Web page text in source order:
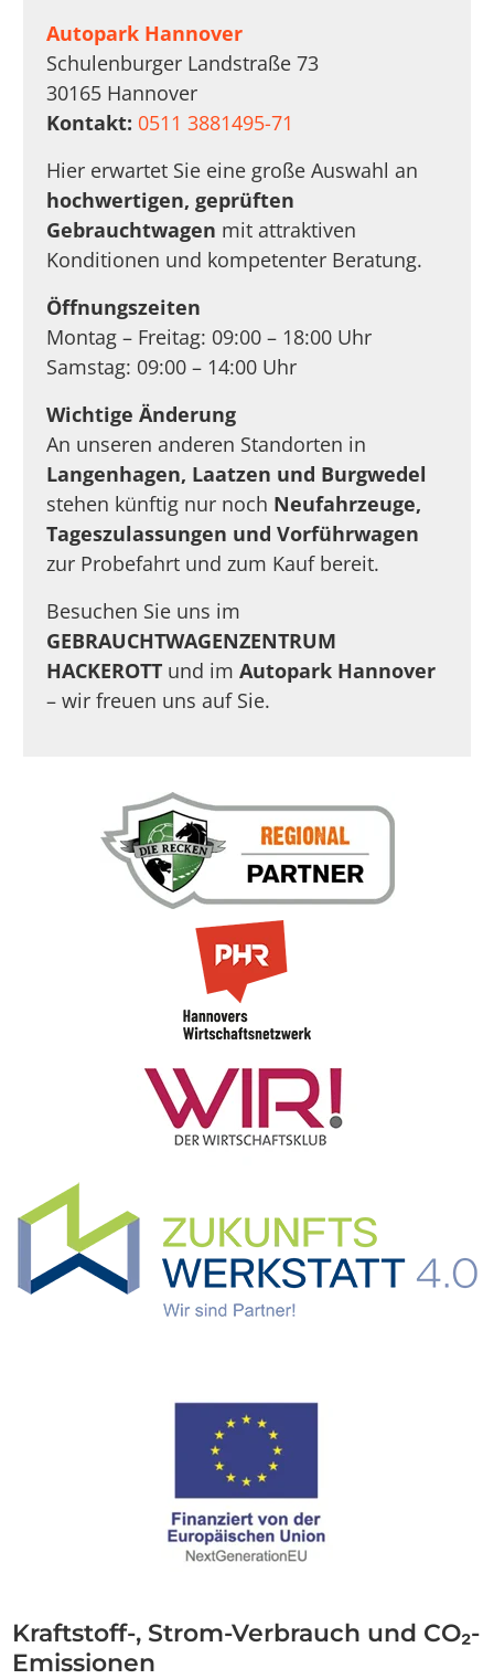
Autopark Hannover
Schulenburger Landstraße 73
30165 Hannover
Kontakt: 0511 3881495-71
Hier erwartet Sie eine große Auswahl an
hochwertigen, geprüften
Gebrauchtwagen mit attraktiven
Konditionen und kompetenter Beratung.
Öffnungszeiten
Montag – Freitag: 09:00 – 18:00 Uhr
Samstag: 09:00 – 14:00 Uhr
Wichtige Änderung
An unseren anderen Standorten in
Langenhagen, Laatzen und Burgwedel
stehen künftig nur noch Neufahrzeuge,
Tageszulassungen und Vorführwagen
zur Probefahrt und zum Kauf bereit.
Besuchen Sie uns im
GEBRAUCHTWAGENZENTRUM
HACKEROTT und imAutopark Hannover
– wir freuen uns auf Sie.
Kraftstoff-, Strom-Verbrauch und CO₂-
Emissionen